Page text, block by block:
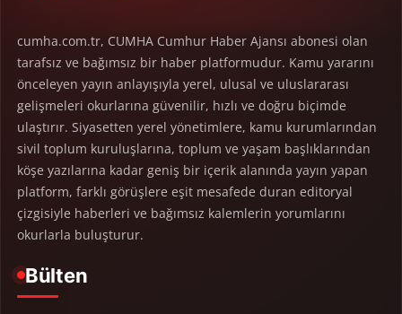
cumha.com.tr, CUMHA Cumhur Haber Ajansı abonesi olan
tarafsız ve bağımsız bir haber platformudur. Kamu yararını
önceleyen yayın anlayışıyla yerel, ulusal ve uluslararası
gelişmeleri okurlarına güvenilir, hızlı ve doğru biçimde
ulaştırır. Siyasetten yerel yönetimlere, kamu kurumlarından
sivil toplum kuruluşlarına, toplum ve yaşam başlıklarından
köşe yazılarına kadar geniş bir içerik alanında yayın yapan
platform, farklı görüşlere eşit mesafede duran editoryal
çizgisiyle haberleri ve bağımsız kalemlerin yorumlarını
okurlarla buluşturur.
Bülten